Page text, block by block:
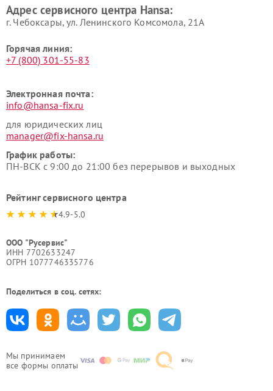
Мы принимаем
все формы оплаты
Адрес сервисного центра Hansa:
г. Чебоксары, ул. Ленинского Комсомола, 21А
Горячая линия:
+7 (800) 301-55-83
Электронная почта:
info@hansa-fix.ru
для юридических лиц
manager@fix-hansa.ru
График работы:
ПН-ВСК с 9:00 до 21:00 без перерывов и выходных
Рейтинг сервисного центра
4.9-5.0
ООО "Русервис"
ИНН 7702633247
ОГРН 1077746335776
Поделиться в соц. сетях: